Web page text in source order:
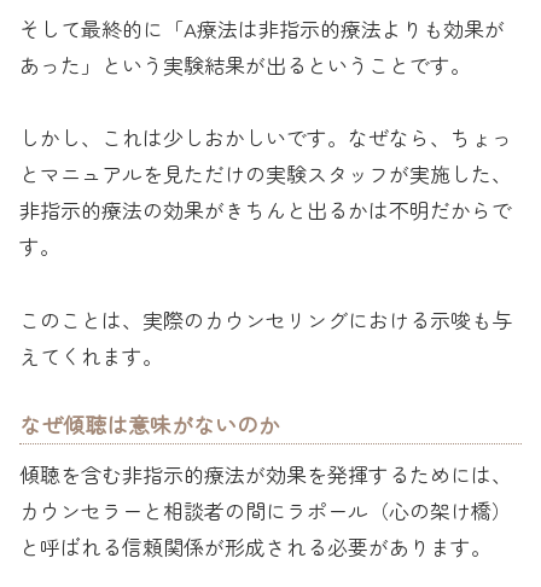
そして最終的に「A療法は非指示的療法よりも効果が
あった」という実験結果が出るということです。
しかし、これは少しおかしいです。なぜなら、ちょっ
とマニュアルを見ただけの実験スタッフが実施した、
非指示的療法の効果がきちんと出るかは不明だからで
す。
このことは、実際のカウンセリングにおける示唆も与
えてくれます。
なぜ傾聴は意味がないのか
傾聴を含む非指示的療法が効果を発揮するためには、
カウンセラーと相談者の間にラポール（心の架け橋）
と呼ばれる信頼関係が形成される必要があります。